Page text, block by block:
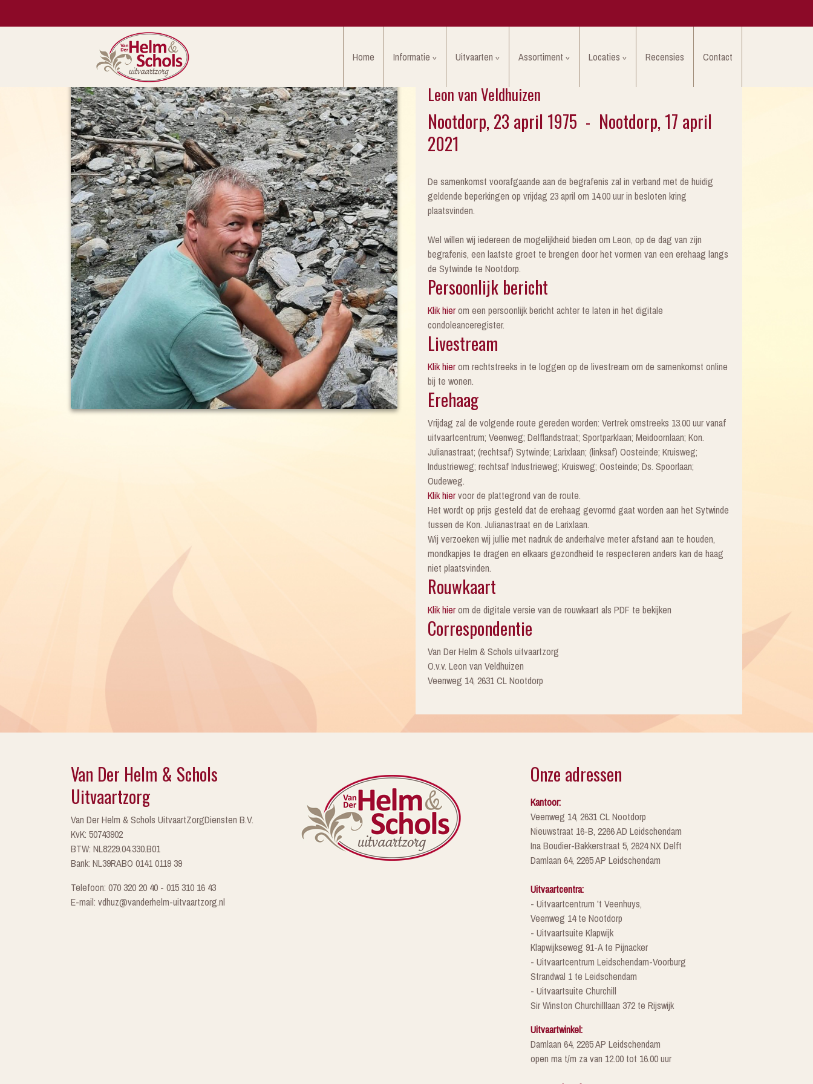
Home Informatie Uitvaarten Assortiment Locaties Recensies Contact
Leon van Veldhuizen
Nootdorp, 23 april 1975 - Nootdorp, 17 april
2021
De samenkomst voorafgaande aan de begrafenis zal in verband met de huidig
geldende beperkingen op vrijdag 23 april om 14.00 uur in besloten kring
plaatsvinden.
Wel willen wij iedereen de mogelijkheid bieden om Leon, op de dag van zijn
begrafenis, een laatste groet te brengen door het vormen van een erehaag langs
de Sytwinde te Nootdorp.
Persoonlijk bericht
Klik hierom een persoonlijk bericht achter te laten in het digitale
condoleanceregister.
Livestream
Klik hierom rechtstreeks in te loggen op de livestream om de samenkomst online
bij te wonen.
Erehaag
Vrijdag zal de volgende route gereden worden: Vertrek omstreeks 13.00 uur vanaf
uitvaartcentrum; Veenweg; Delflandstraat; Sportparklaan; Meidoornlaan; Kon.
Julianastraat; (rechtsaf) Sytwinde; Larixlaan; (linksaf) Oosteinde; Kruisweg;
Industrieweg; rechtsaf Industrieweg; Kruisweg; Oosteinde; Ds. Spoorlaan;
Oudeweg.
Klik hiervoor de plattegrond van de route.
Het wordt op prijs gesteld dat de erehaag gevormd gaat worden aan het Sytwinde
tussen de Kon. Julianastraat en de Larixlaan.
Wij verzoeken wij jullie met nadruk de anderhalve meter afstand aan te houden,
mondkapjes te dragen en elkaars gezondheid te respecteren anders kan de haag
niet plaatsvinden.
Rouwkaart
Klik hierom de digitale versie van de rouwkaart als PDF te bekijken
Correspondentie
Van Der Helm & Schols uitvaartzorg
O.v.v. Leon van Veldhuizen
Veenweg 14, 2631 CL Nootdorp
Van Der Helm & Schols
Uitvaartzorg
Van Der Helm & Schols UitvaartZorgDiensten B.V.
KvK: 50743902
BTW: NL8229.04.330.B01
Bank: NL39RABO 0141 0119 39
Telefoon: 070 320 20 40 - 015 310 16 43
E-mail: vdhuz@vanderhelm-uitvaartzorg.nl
Onze adressen
Kantoor:
Veenweg 14, 2631 CL Nootdorp
Nieuwstraat 16-B, 2266 AD Leidschendam
Ina Boudier-Bakkerstraat 5, 2624 NX Delft
Damlaan 64, 2265 AP Leidschendam
Uitvaartcentra:
- Uitvaartcentrum 't Veenhuys,
Veenweg 14 te Nootdorp
- Uitvaartsuite Klapwijk
Klapwijkseweg 91-A te Pijnacker
- Uitvaartcentrum Leidschendam-Voorburg
Strandwal 1 te Leidschendam
- Uitvaartsuite Churchill
Sir Winston Churchilllaan 372 te Rijswijk
Uitvaartwinkel:
Damlaan 64, 2265 AP Leidschendam
open ma t/m za van 12.00 tot 16.00 uur